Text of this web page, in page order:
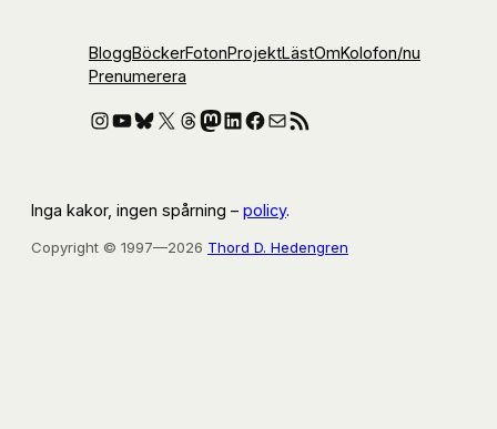
BloggBöckerFotonProjektLästOmKolofon/nu
Prenumerera
Instagram
YouTube
Bluesky
X Threads
Mastodon
LinkedIn
Facebook
E-postRSS-flöde
Inga kakor, ingen spårning – policy.
Copyright © 1997—2026 Thord D. Hedengren